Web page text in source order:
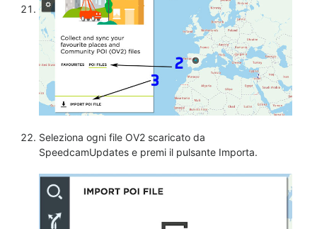
Seleziona ogni file OV2 scaricato da
SpeedcamUpdates e premi il pulsante Importa.